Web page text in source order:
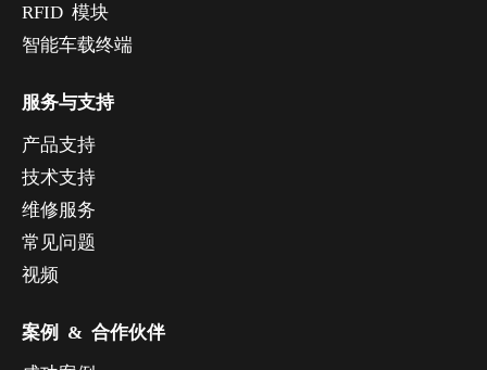
RFID 模块
智能车载终端
服务与支持
产品支持
技术支持
维修服务
常见问题
视频
案例 & 合作伙伴